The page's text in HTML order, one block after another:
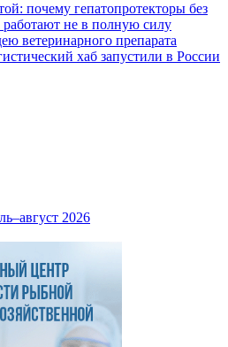
почему гепатопротекторы без
не в полную силу
ветеринарного препарата
хаб запустили в России
2026